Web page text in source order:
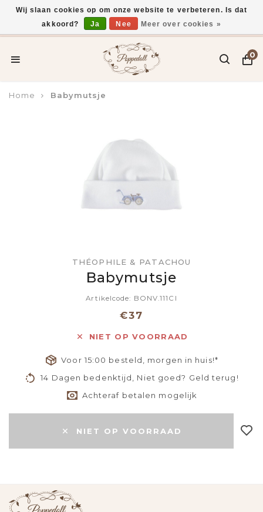
Voor 15:00 uur besteld, vandaag verzonden*
0
Home Babymutsje
THÉOPHILE & PATACHOU
Babymutsje
Artikelcode: BONV.111CI
€37
NIET OP VOORRAAD
Voor 15:00 besteld, morgen in huis!*
14 Dagen bedenktijd, Niet goed? Geld terug!
Achteraf betalen mogelijk
NIET OP VOORRAAD
Wij slaan cookies op om onze website te verbeteren. Is dat
akkoord?
Ja Nee Meer over cookies »